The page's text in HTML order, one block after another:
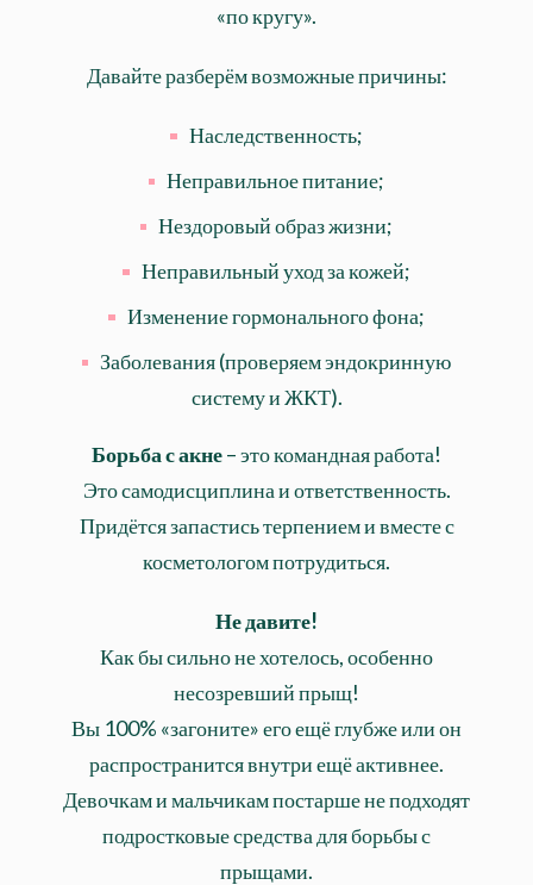
«по кругу».
Давайте разберём возможные причины:
Наследственность;
Неправильное питание;
Нездоровый образ жизни;
Неправильный уход за кожей;
Изменение гормонального фона;
Заболевания (проверяем эндокринную
систему и ЖКТ).
Борьба с акне– это командная работа!
Это самодисциплина и ответственность.
Придётся запастись терпением и вместе с
косметологом потрудиться.
Не давите!
Как бы сильно не хотелось, особенно
несозревший прыщ!
Вы 100% «загоните» его ещё глубже или он
распространится внутри ещё активнее.
Девочкам и мальчикам постарше не подходят
подростковые средства для борьбы с
прыщами.